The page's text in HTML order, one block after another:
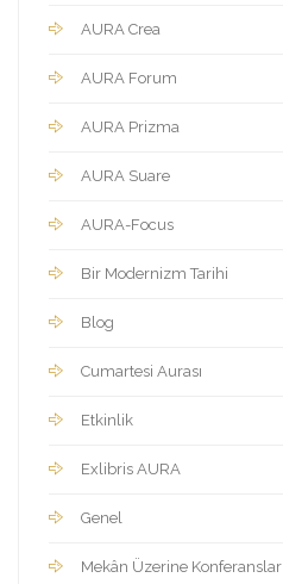
AURA Crea
AURA Forum
AURA Prizma
AURA Suare
AURA-Focus
Bir Modernizm Tarihi
Blog
Cumartesi Aurası
Etkinlik
Exlibris AURA
Genel
Mekân Üzerine Konferanslar